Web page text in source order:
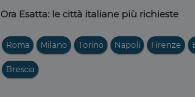
Ora Esatta: le città italiane più richieste
Roma Milano Torino Napoli Firenze
Brescia